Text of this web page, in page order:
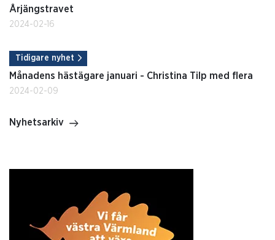
Årjängstravet
2024-02-16
Tidigare nyhet
Månadens hästägare januari - Christina Tilp med flera
2024-02-09
Nyhetsarkiv